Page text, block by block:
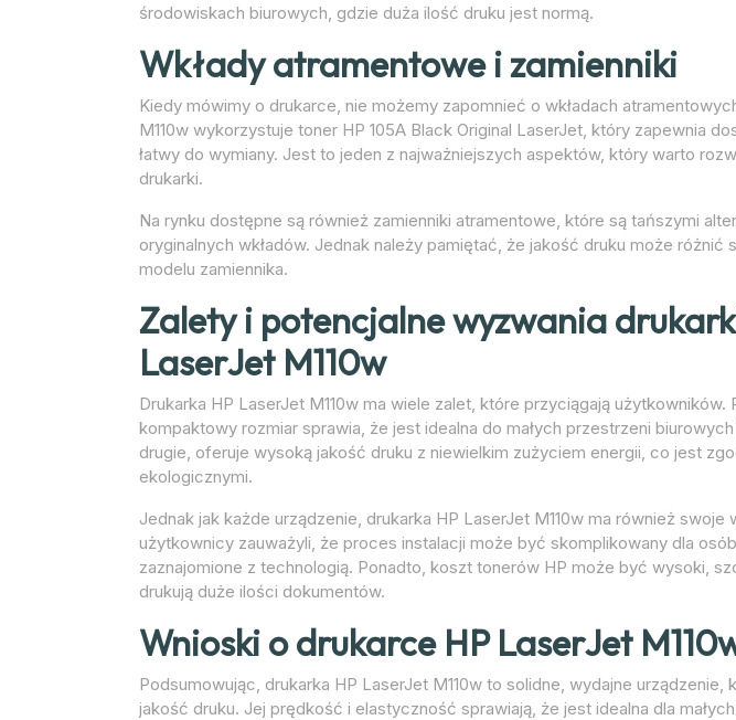
środowiskach biurowych, gdzie duża ilość druku jest normą.
Wkłady atramentowe i zamienniki
Kiedy mówimy o drukarce, nie możemy zapomnieć o wkładach
M110w wykorzystuje toner HP 105A Black Original LaserJet, który zapewnia
łatwy do wymiany. Jest to jeden z najważniejszych aspektów, który warto
drukarki.
Na rynku dostępne są również zamienniki atramentowe, które są tańszymi
oryginalnych wkładów. Jednak należy pamiętać, że jakość druku może różnić
modelu zamiennika.
Zalety i potencjalne wyzwania
LaserJet M110w
Drukarka HP LaserJet M110w ma wiele zalet, które przyciągają użytkowników.
kompaktowy rozmiar sprawia, że jest idealna do małych przestrzeni
drugie, oferuje wysoką jakość druku z niewielkim zużyciem energii, co jest
ekologicznymi.
Jednak jak każde urządzenie, drukarka HP LaserJet M110w ma również swoje
użytkownicy zauważyli, że proces instalacji może być skomplikowany dla
zaznajomione z technologią. Ponadto, koszt tonerów HP może być wysoki,
drukują duże ilości dokumentów.
Wnioski o drukarce HP LaserJet
Podsumowując, drukarka HP LaserJet M110w to solidne, wydajne
jakość druku. Jej prędkość i elastyczność sprawiają, że jest idealna dla